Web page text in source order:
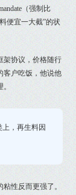
（强制比
便宜一大截”的状
架协议，价格随行
客户吃饭，他说他
，再生料因
性反而更强了。